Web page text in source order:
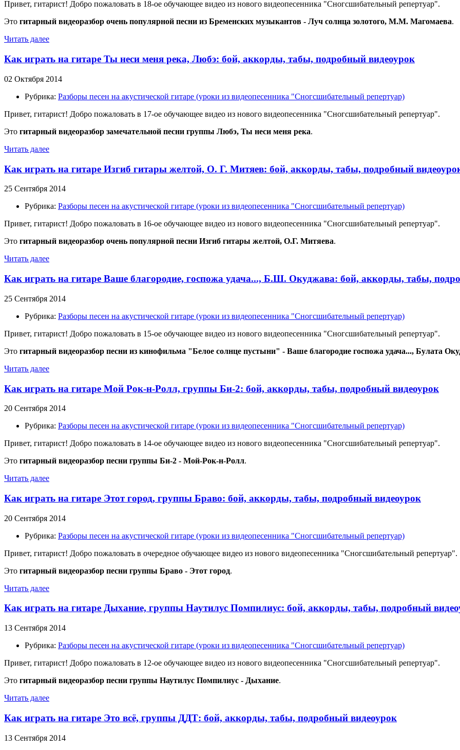
Привет, гитарист! Добро пожаловать в 18-ое обучающее видео из нового видеопесенника "Сногсшибательный репертуар".
Это гитарный видеоразбор очень популярной песни из Бременских музыкантов - Луч солнца золотого, М.М. Магомаева.
Читать далее
Как играть на гитаре Ты неси меня река, Любэ: бой, аккорды, табы, подробный видеоурок
02 Октября 2014
Рубрика: Разборы песен на акустической гитаре (уроки из видеопесенника "Сногсшибательный репертуар)
Привет, гитарист! Добро пожаловать в 17-ое обучающее видео из нового видеопесенника "Сногсшибательный репертуар".
Это гитарный видеоразбор замечательной песни группы Любэ, Ты неси меня река.
Читать далее
Как играть на гитаре Изгиб гитары желтой, О. Г. Митяев: бой, аккорды, табы, подробный
25 Сентября 2014
Рубрика: Разборы песен на акустической гитаре (уроки из видеопесенника "Сногсшибательный репертуар)
Привет, гитарист! Добро пожаловать в 16-ое обучающее видео из нового видеопесенника "Сногсшибательный репертуар".
Это гитарный видеоразбор очень популярной песни Изгиб гитары желтой, О.Г. Митяева.
Читать далее
Как играть на гитаре Ваше благородие, госпожа удача..., Б.Ш. Окуджава: бой, аккорды, табы,
25 Сентября 2014
Рубрика: Разборы песен на акустической гитаре (уроки из видеопесенника "Сногсшибательный репертуар)
Привет, гитарист! Добро пожаловать в 15-ое обучающее видео из нового видеопесенника "Сногсшибательный репертуар".
Это гитарный видеоразбор песни из кинофильма "Белое солнце пустыни" - Ваше благородие госпожа удача..., Булата
Читать далее
Как играть на гитаре Мой Рок-н-Ролл, группы Би-2: бой, аккорды, табы, подробный видеоурок
20 Сентября 2014
Рубрика: Разборы песен на акустической гитаре (уроки из видеопесенника "Сногсшибательный репертуар)
Привет, гитарист! Добро пожаловать в 14-ое обучающее видео из нового видеопесенника "Сногсшибательный репертуар".
Это гитарный видеоразбор песни группы Би-2 - Мой-Рок-н-Ролл.
Читать далее
Как играть на гитаре Этот город, группы Браво: бой, аккорды, табы, подробный видеоурок
20 Сентября 2014
Рубрика: Разборы песен на акустической гитаре (уроки из видеопесенника "Сногсшибательный репертуар)
Привет, гитарист! Добро пожаловать в очередное обучающее видео из нового видеопесенника "Сногсшибательный репертуар".
Это гитарный видеоразбор песни группы Браво - Этот город.
Читать далее
Как играть на гитаре Дыхание, группы Наутилус Помпилиус: бой, аккорды, табы, подробный
13 Сентября 2014
Рубрика: Разборы песен на акустической гитаре (уроки из видеопесенника "Сногсшибательный репертуар)
Привет, гитарист! Добро пожаловать в 12-ое обучающее видео из нового видеопесенника "Сногсшибательный репертуар".
Это гитарный видеоразбор песни группы Наутилус Помпилиус - Дыхание.
Читать далее
Как играть на гитаре Это всё, группы ДДТ: бой, аккорды, табы, подробный видеоурок
13 Сентября 2014